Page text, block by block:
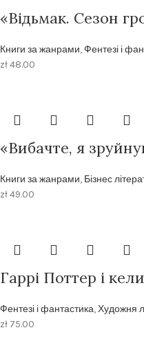
«Відьмак. Сезон
Книги за жанрами,Фентезі і
zł48.00
«Вибачте, я
Книги за жанрами, Бізнес
zł49.00
Гаррі Поттер і
Фентезі і фантастика,Художня
zł 75.00